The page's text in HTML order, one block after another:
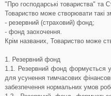
"Про господарські товариства" та
Товариство може створювати такі
- резервний (страховий) фонд;
- фонд заохочення.
Крім названих, Товариство може
1. Резервний фонд
1.1. Резервний фонд формується у
для усунення тимчасових
забезпечення нормальних умов